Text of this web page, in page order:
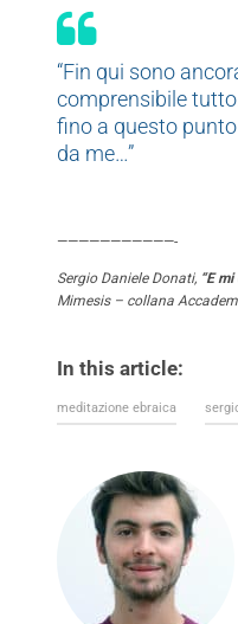
“Fin qui sono
comprensibile
fino a questo
da me…”
———————————-
Sergio Daniele Donati, “E
Mimesis – collana
In this article:
meditazione ebraica